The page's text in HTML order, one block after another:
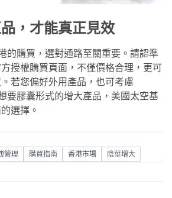
，才能真正見效
的購買，選對通路至關重要。請認準
授權購買頁面，不僅價格合理，更可
若您偏好外用產品，也可考慮
要膠囊形式的增大產品， 美國太空基
選擇。
管理 購買指南 香港市場 陰莖增大